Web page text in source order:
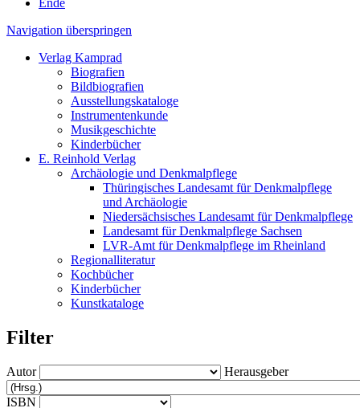
Ende
Navigation überspringen
Verlag Kamprad
Biografien
Bildbiografien
Ausstellungskataloge
Instrumentenkunde
Musikgeschichte
Kinderbücher
E. Reinhold Verlag
Archäologie und Denkmalpflege
Thüringisches Landesamt für Denkmalpflege
und Archäologie
Niedersächsisches Landesamt für Denkmalpflege
Landesamt für Denkmalpflege Sachsen
LVR-Amt für Denkmalpflege im Rheinland
Regionalliteratur
Kochbücher
Kinderbücher
Kunstkataloge
Filter
Autor Herausgeber
ISBN